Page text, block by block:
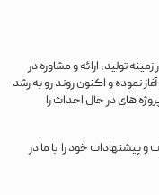
کارنوتک فعالیت خود را از سال ۱۳۸۷ در زمینه تولید، ارائه و مشاوره در
نموده و اکنون روند رو به رشد
های در حال احداث را
و پیشنهادات خود را با ما در